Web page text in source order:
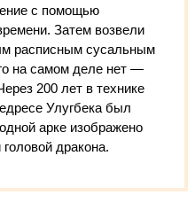
с помощью
Затем возвели
расписным сусальным
на самом деле нет —
200 лет в технике
Улугбека был
арке изображено
дракона.